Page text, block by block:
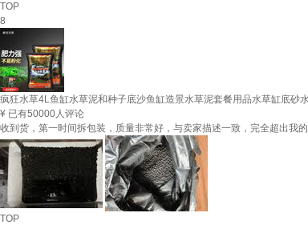
TOP
8
疯狂水草4L鱼缸水草泥和种子底沙鱼缸造景水草泥套餐用品水草缸底砂
¥ 已有50000人评论
收到货，第一时间拆包装，质量非常好，与卖家描述一致，完全超出我
TOP